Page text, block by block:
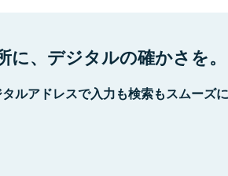
に、デジタルの確かさを。
ルアドレスで入力も検索もスムーズ